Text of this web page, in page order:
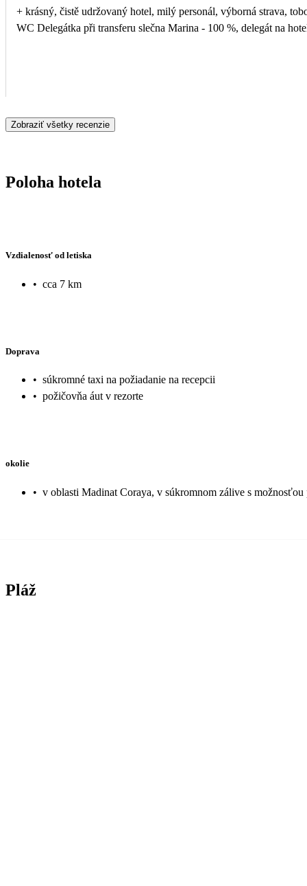
+ krásný, čistě udržovaný hotel, milý personál, výborná strava,
WC Delegátka při transferu slečna Marina - 100 %, delegát na
Zobraziť všetky recenzie
Poloha hotela
Vzdialenosť od letiska
• cca 7 km
Doprava
• súkromné taxi na požiadanie na recepcii
• požičovňa áut v rezorte
okolie
• v oblasti Madinat Coraya, v súkromnom zálive s možnosťou
Pláž